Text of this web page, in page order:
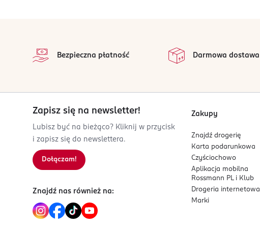
PL-Polska
5 905309 914179
Bezpieczna płatność Darmowa dostawa
Zapisz się na newsletter!
Lubisz być na bieżąco? Kliknij w przycisk
i zapisz się do newslettera.
Dołączam!
Znajdź nas również na:
Zakupy
Znajdź drogerię
Karta podarunkowa
Czyściochowo
Aplikacja mobilna
Rossmann PL i Klub
Drogeria internetowa
Marki